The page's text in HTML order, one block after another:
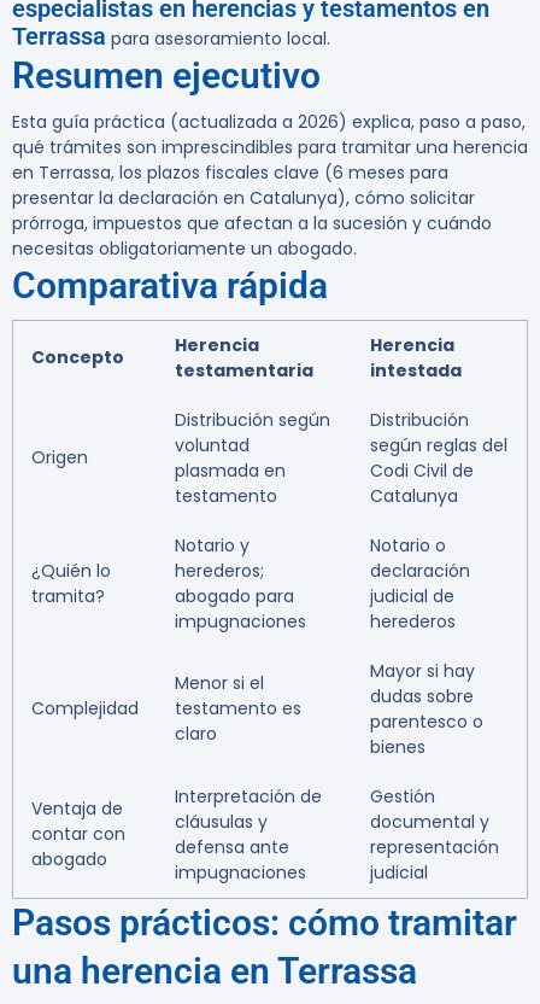
especialistas en herencias y testamentos en
Terrassa para asesoramiento local.
Resumen ejecutivo
Esta guía práctica (actualizada a 2026) explica, paso a paso,
qué trámites son imprescindibles para tramitar una herencia
en Terrassa, los plazos fiscales clave (6 meses para
presentar la declaración en Catalunya), cómo solicitar
prórroga, impuestos que afectan a la sucesión y cuándo
necesitas obligatoriamente un abogado.
Comparativa rápida
Concepto
Herencia
testamentaria
Herencia
intestada
Origen
Distribución según
voluntad
plasmada en
testamento
Distribución
según reglas del
Codi Civil de
Catalunya
¿Quién lo
tramita?
Notario y
herederos;
abogado para
impugnaciones
Notario o
declaración
judicial de
herederos
Complejidad
Menor si el
testamento es
claro
Mayor si hay
dudas sobre
parentesco o
bienes
Ventaja de
contar con
abogado
Interpretación de
cláusulas y
defensa ante
impugnaciones
Gestión
documental y
representación
judicial
Pasos prácticos: cómo tramitar
una herencia en Terrassa